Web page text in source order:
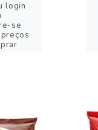
login
se